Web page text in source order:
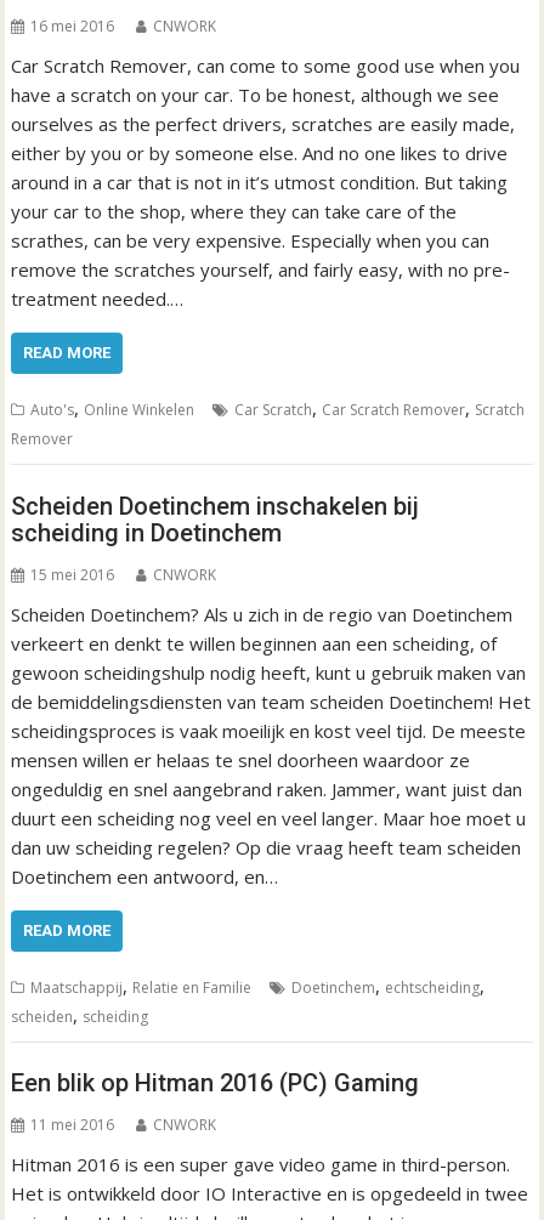
16 mei 2016 CNWORK
Car Scratch Remover, can come to some good use when you
have a scratch on your car. To be honest, although we see
ourselves as the perfect drivers, scratches are easily made,
either by you or by someone else. And no one likes to drive
around in a car that is not in it’s utmost condition. But taking
your car to the shop, where they can take care of the
scrathes, can be very expensive. Especially when you can
remove the scratches yourself, and fairly easy, with no pre-
treatment needed.…
READ MORE
Auto's, Online Winkelen Car Scratch, Car Scratch Remover, Scratch
Remover
Scheiden Doetinchem inschakelen bij
scheiding in Doetinchem
15 mei 2016 CNWORK
Scheiden Doetinchem? Als u zich in de regio van Doetinchem
verkeert en denkt te willen beginnen aan een scheiding, of
gewoon scheidingshulp nodig heeft, kunt u gebruik maken van
de bemiddelingsdiensten van team scheiden Doetinchem! Het
scheidingsproces is vaak moeilijk en kost veel tijd. De meeste
mensen willen er helaas te snel doorheen waardoor ze
ongeduldig en snel aangebrand raken. Jammer, want juist dan
duurt een scheiding nog veel en veel langer. Maar hoe moet u
dan uw scheiding regelen? Op die vraag heeft team scheiden
Doetinchem een antwoord, en…
READ MORE
Maatschappij, Relatie en Familie Doetinchem, echtscheiding,
scheiden, scheiding
Een blik op Hitman 2016 (PC) Gaming
11 mei 2016 CNWORK
Hitman 2016 is een super gave video game in third-person.
Het is ontwikkeld door IO Interactive en is opgedeeld in twee